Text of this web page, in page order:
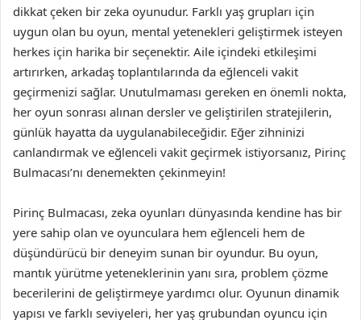
dikkat çeken bir zeka oyunudur. Farklı yaş grupları için
uygun olan bu oyun, mental yetenekleri geliştirmek isteyen
herkes için harika bir seçenektir. Aile içindeki etkileşimi
artırırken, arkadaş toplantılarında da eğlenceli vakit
geçirmenizi sağlar. Unutulmaması gereken en önemli nokta,
her oyun sonrası alınan dersler ve geliştirilen stratejilerin,
günlük hayatta da uygulanabileceğidir. Eğer zihninizi
canlandırmak ve eğlenceli vakit geçirmek istiyorsanız, Pirinç
Bulmacası’nı denemekten çekinmeyin!
Pirinç Bulmacası, zeka oyunları dünyasında kendine has bir
yere sahip olan ve oyunculara hem eğlenceli hem de
düşündürücü bir deneyim sunan bir oyundur. Bu oyun,
mantık yürütme yeteneklerinin yanı sıra, problem çözme
becerilerini de geliştirmeye yardımcı olur. Oyunun dinamik
yapısı ve farklı seviyeleri, her yaş grubundan oyuncu için